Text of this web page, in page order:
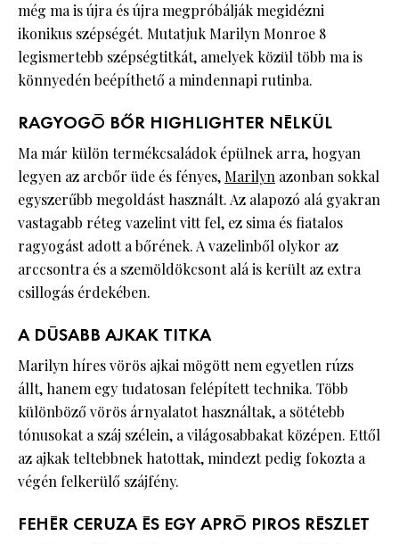
még ma is újra és újra megpróbálják megidézni
ikonikus szépségét. Mutatjuk Marilyn Monroe 8
legismertebb szépségtitkát, amelyek közül több ma is
könnyedén beépíthető a mindennapi rutinba.
RAGYOGÓ BŐR HIGHLIGHTER NÉLKÜL
Ma már külön termékcsaládok épülnek arra, hogyan
legyen az arcbőr üde és fényes, Marilyn azonban sokkal
egyszerűbb megoldást használt. Az alapozó alá gyakran
vastagabb réteg vazelint vitt fel, ez sima és fiatalos
ragyogást adott a bőrének. A vazelinből olykor az
arccsontra és a szemöldökcsont alá is került az extra
csillogás érdekében.
A DÚSABB AJKAK TITKA
Marilyn híres vörös ajkai mögött nem egyetlen rúzs
állt, hanem egy tudatosan felépített technika. Több
különböző vörös árnyalatot használtak, a sötétebb
tónusokat a száj szélein, a világosabbakat középen. Ettől
az ajkak teltebbnek hatottak, mindezt pedig fokozta a
végén felkerülő szájfény.
FEHÉR CERUZA ÉS EGY APRÓ PIROS RÉSZLET